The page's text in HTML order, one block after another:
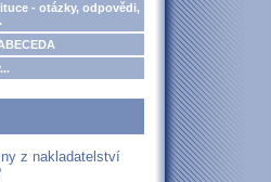
- otázky, odpovědi,
z nakladatelství